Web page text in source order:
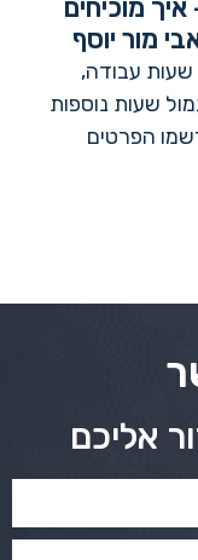
מוכיחים
מור יוסף
עבודה,
שעות נוספות
הפרטים
אליכם